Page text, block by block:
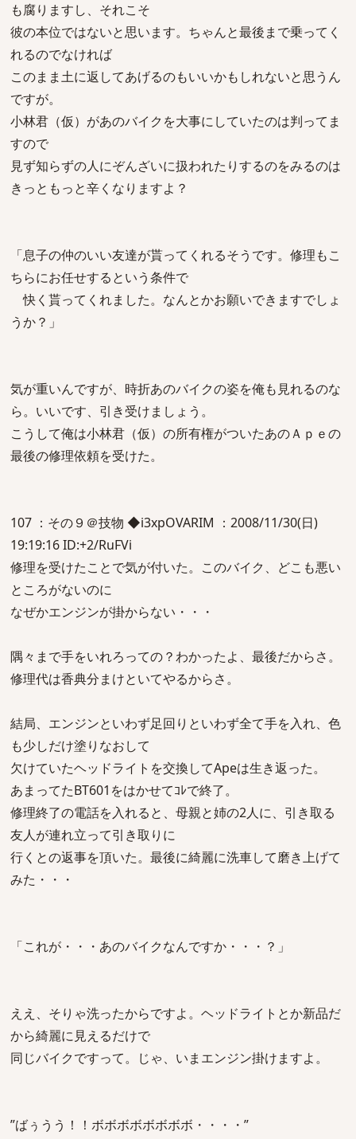
も腐りますし、それこそ
彼の本位ではないと思います。ちゃんと最後まで乗ってく
れるのでなければ
このまま土に返してあげるのもいいかもしれないと思うん
ですが。
小林君（仮）があのバイクを大事にしていたのは判ってま
すので
見ず知らずの人にぞんざいに扱われたりするのをみるのは
きっともっと辛くなりますよ？
「息子の仲のいい友達が貰ってくれるそうです。修理もこ
ちらにお任せするという条件で
快く貰ってくれました。なんとかお願いできますでしょ
うか？」
気が重いんですが、時折あのバイクの姿を俺も見れるのな
ら。いいです、引き受けましょう。
こうして俺は小林君（仮）の所有権がついたあのＡｐｅの
最後の修理依頼を受けた。
107 ：その９＠技物 ◆i3xpOVARIM ：2008/11/30(日)
19:19:16 ID:+2/RuFVi
修理を受けたことで気が付いた。このバイク、どこも悪い
ところがないのに
なぜかエンジンが掛からない・・・
隅々まで手をいれろっての？わかったよ、最後だからさ。
修理代は香典分まけといてやるからさ。
結局、エンジンといわず足回りといわず全て手を入れ、色
も少しだけ塗りなおして
欠けていたヘッドライトを交換してApeは生き返った。
あまってたBT601をはかせてｺﾚで終了。
修理終了の電話を入れると、母親と姉の2人に、引き取る
友人が連れ立って引き取りに
行くとの返事を頂いた。最後に綺麗に洗車して磨き上げて
みた・・・
「これが・・・あのバイクなんですか・・・？」
ええ、そりゃ洗ったからですよ。ヘッドライトとか新品だ
から綺麗に見えるだけで
同じバイクですって。じゃ、いまエンジン掛けますよ。
”ばぅうう！！ボボボボボボボボ・・・・”